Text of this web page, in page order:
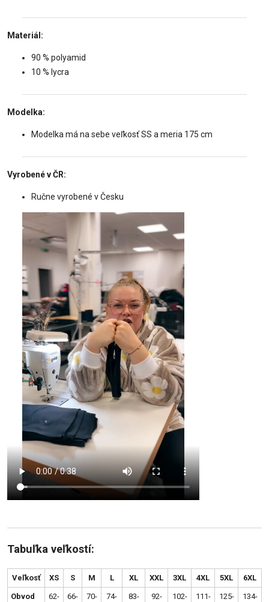
Materiál:
90 % polyamid
10 % lycra
Modelka:
Modelka má na sebe veľkosť SS a meria 175 cm
Vyrobené v ČR:
Ručne vyrobené v Česku
Tabuľka veľkostí:
Veľkosť XS S M L XL XXL 3XL 4XL 5XL 6XL
Obvod
62-
66-
70-
74-
83-
92-
102-
111-
125-
134-